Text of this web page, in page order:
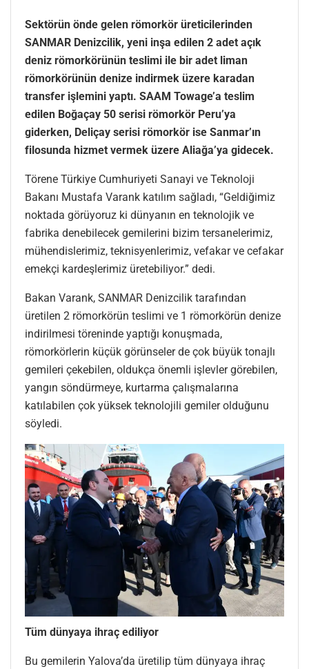
Sektörün önde gelen römorkör üreticilerinden
SANMAR Denizcilik, yeni inşa edilen 2 adet açık
deniz römorkörünün teslimi ile bir adet liman
römorkörünün denize indirmek üzere karadan
transfer işlemini yaptı. SAAM Towage’a teslim
edilen Boğaçay 50 serisi römorkör Peru’ya
giderken, Deliçay serisi römorkör ise Sanmar’ın
filosunda hizmet vermek üzere Aliağa’ya gidecek.
Törene Türkiye Cumhuriyeti Sanayi ve Teknoloji
Bakanı Mustafa Varank katılım sağladı, “Geldiğimiz
noktada görüyoruz ki dünyanın en teknolojik ve
fabrika denebilecek gemilerini bizim tersanelerimiz,
mühendislerimiz, teknisyenlerimiz, vefakar ve cefakar
emekçi kardeşlerimiz üretebiliyor.” dedi.
Bakan Varank, SANMAR Denizcilik tarafından
üretilen 2 römorkörün teslimi ve 1 römorkörün denize
indirilmesi töreninde yaptığı konuşmada,
römorkörlerin küçük görünseler de çok büyük tonajlı
gemileri çekebilen, oldukça önemli işlevler görebilen,
yangın söndürmeye, kurtarma çalışmalarına
katılabilen çok yüksek teknolojili gemiler olduğunu
söyledi.
Tüm dünyaya ihraç ediliyor
Bu gemilerin Yalova’da üretilip tüm dünyaya ihraç